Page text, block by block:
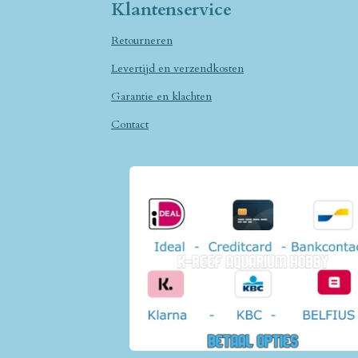
Klantenservice
Retourneren
Levertijd en verzendkosten
Garantie en klachten
Contact